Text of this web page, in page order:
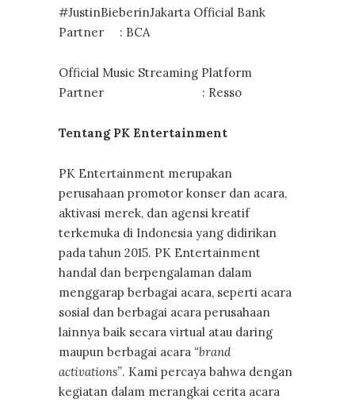
#JustinBieberinJakarta Official Bank
Partner : BCA
Official Music Streaming Platform
Partner : Resso
Tentang PK Entertainment
PK Entertainment merupakan
perusahaan promotor konser dan acara,
aktivasi merek, dan agensi kreatif
terkemuka di Indonesia yang didirikan
pada tahun 2015. PK Entertainment
handal dan berpengalaman dalam
menggarap berbagai acara, seperti acara
sosial dan berbagai acara perusahaan
lainnya baik secara virtual atau daring
maupun berbagai acara “brand
activations”. Kami percaya bahwa dengan
kegiatan dalam merangkai cerita acara